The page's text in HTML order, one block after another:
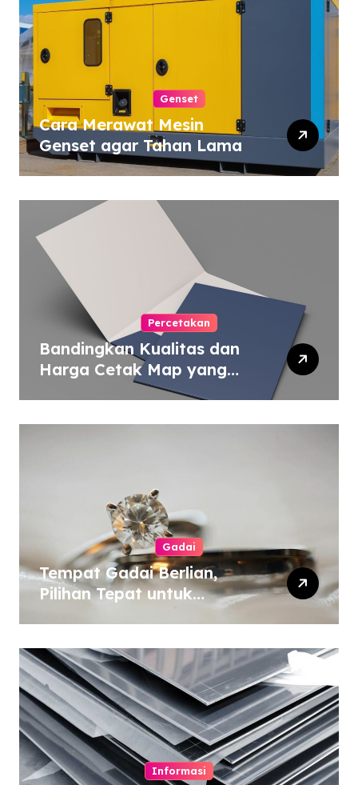
Genset
Cara Merawat Mesin
Genset agar Tahan Lama
Percetakan
Bandingkan Kualitas dan
Harga Cetak Map yang
Murah atau Mahal
Gadai
Tempat Gadai Berlian,
Pilihan Tepat untuk
Informasi